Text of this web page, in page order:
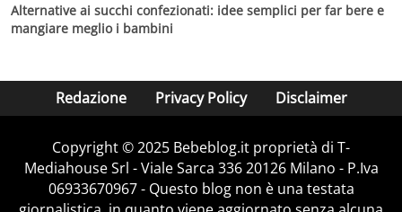
Alternative ai succhi confezionati: idee semplici per far bere e
mangiare meglio i bambini
Redazione Privacy Policy Disclaimer
Copyright © 2025 Bebeblog.it proprietà di T-
Mediahouse Srl - Viale Sarca 336 20126 Milano - P.Iva
06933670967 - Questo blog non è una testata